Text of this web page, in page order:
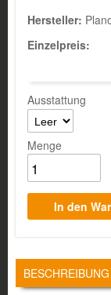
Hersteller:
Einzelpreis:
Ausstattung
Menge
TABS
BESCHREIBUNG